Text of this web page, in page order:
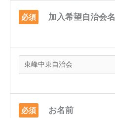
必須 加入希望自治会名
必須 お名前